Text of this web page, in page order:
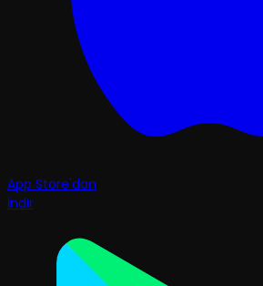
App Store'dan
İndir